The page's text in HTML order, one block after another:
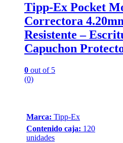
Tipp-Ex Pocket
Correctora
Resistente –
Capuchon
0 out of 5
(0)
Marca: Tipp-Ex
Contenido caja: 120
unidades